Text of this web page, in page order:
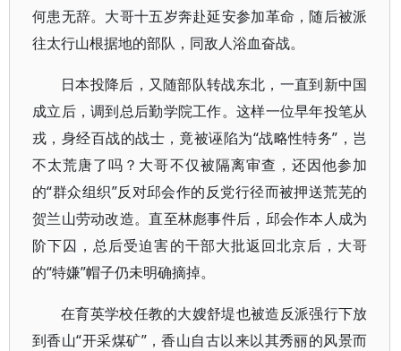
何患无辞。大哥十五岁奔赴延安参加革命，随后被派
往太行山根据地的部队，同敌人浴血奋战。
日本投降后，又随部队转战东北，一直到新中国
成立后，调到总后勤学院工作。这样一位早年投笔从
戎，身经百战的战士，竟被诬陷为“战略性特务”，岂
不太荒唐了吗？大哥不仅被隔离审查，还因他参加
的“群众组织”反对邱会作的反党行径而被押送荒芜的
贺兰山劳动改造。直至林彪事件后，邱会作本人成为
阶下囚，总后受迫害的干部大批返回北京后，大哥
的“特嫌”帽子仍未明确摘掉。
在育英学校任教的大嫂舒堤也被造反派强行下放
到香山“开采煤矿”，香山自古以来以其秀丽的风景而